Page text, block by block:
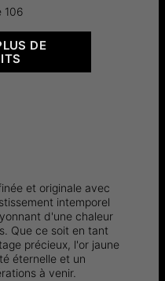
106
DE
et originale avec
intemporel
d'une chaleur
Que ce soit en tant
précieux, l'or jaune
éternelle et un
à venir.